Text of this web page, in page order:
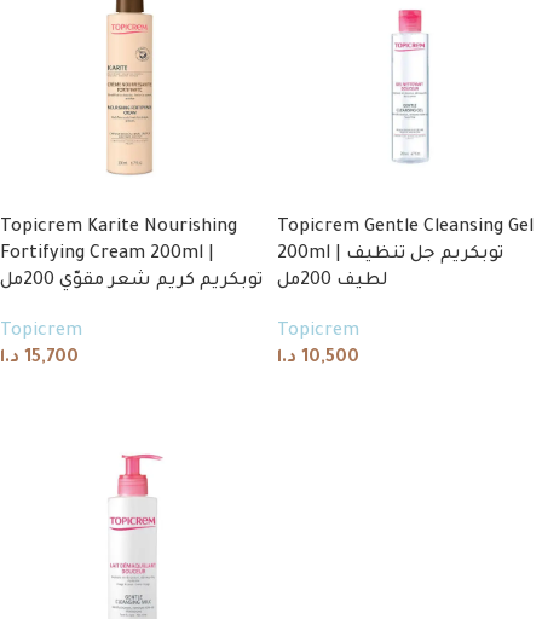
Topicrem Karite Nourishing
Fortifying Cream 200ml |
توبكريم كريم شعر مقوّي 200مل
Topicrem
15,700 د.ا
Topicrem Gentle Cleansing Gel
200ml | توبكريم جل تنظيف
لطيف 200مل
Topicrem
10,500 د.ا